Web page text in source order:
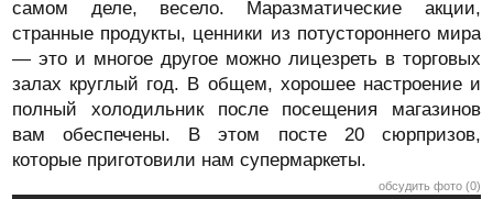
самом деле, весело. Маразматические акции,
странные продукты, ценники из потустороннего мира
— это и многое другое можно лицезреть в торговых
залах круглый год. В общем, хорошее настроение и
полный холодильник после посещения магазинов
вам обеспечены. В этом посте 20 сюрпризов,
которые приготовили нам супермаркеты.
обсудить фото (0)